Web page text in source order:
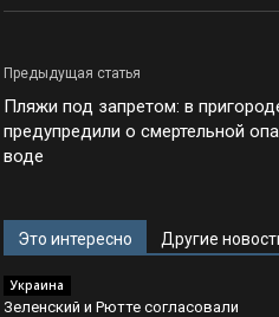
Предыдущая статья
Пляжи под запретом: в
предупредили о смертельной
воде
Это интересно Другие
Украина
Зеленский и Рютте согласовали